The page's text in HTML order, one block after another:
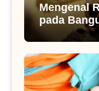
Mengenal
pada